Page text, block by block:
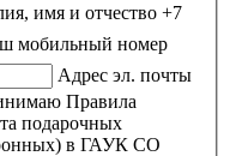
имя и отчество +7
мобильный номер
Адрес эл. почты
Правила
подарочных